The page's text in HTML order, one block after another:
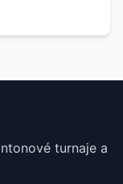
turnaje a